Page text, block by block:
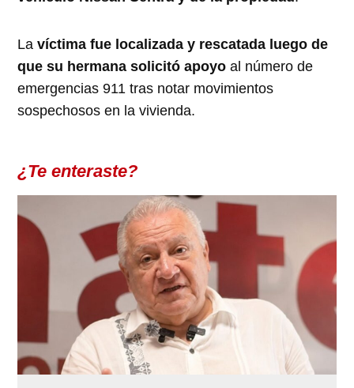
Lavíctima fue localizada y rescatada luego de
que su hermana solicitó apoyoal número de
emergencias 911 tras notar movimientos
sospechosos en la vivienda.
¿Te enteraste?